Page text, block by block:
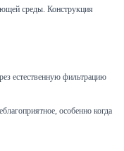
среды. Конструкция
естественную фильтрацию
особенно когда